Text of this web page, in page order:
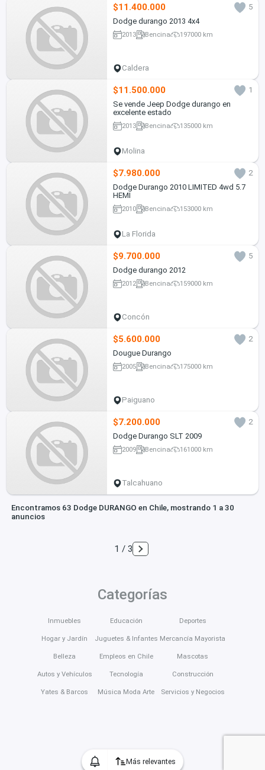
Más relevantes
$11.400.000
5
Dodge durango 2013 4x4
2013 Bencina 197000 km
Caldera
$11.500.000
1
Se vende Jeep Dodge durango en
excelente estado
2013 Bencina 135000 km
Molina
$7.980.000
2
Dodge Durango 2010 LIMITED 4wd 5.7
HEMI
2010 Bencina 153000 km
La Florida
$9.700.000
5
Dodge durango 2012
2012 Bencina 159000 km
Concón
$5.600.000
2
Dougue Durango
2005 Bencina 175000 km
Paiguano
$7.200.000
2
Dodge Durango SLT 2009
2009 Bencina 161000 km
Talcahuano
Encontramos 63 Dodge DURANGO en Chile, mostrando 1 a 30
anuncios
1 / 3
Categorías
Inmuebles
Hogar y Jardín
Belleza
Autos y Vehículos
Yates & Barcos
Educación
Juguetes & Infantes
Empleos en Chile
Tecnología
Música Moda Arte
Deportes
Mercancía Mayorista
Mascotas
Construcción
Servicios y Negocios